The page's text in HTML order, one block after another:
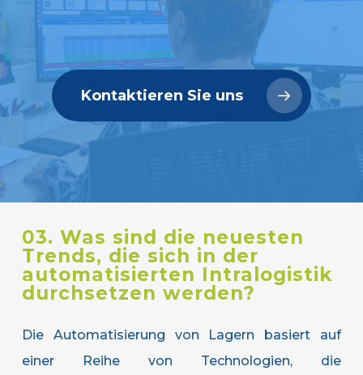
Kontaktieren Sie uns
03. Was sind die neuesten
Trends, die sich in der
automatisierten Intralogistik
durchsetzen werden?
Die Automatisierung von Lagern basiert auf
einer Reihe von Technologien, die